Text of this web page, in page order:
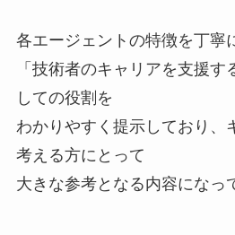
各エージェントの特徴を丁寧
「技術者のキャリアを支援す
しての役割を
わかりやすく提示しており、
考える方にとって
大きな参考となる内容になっ